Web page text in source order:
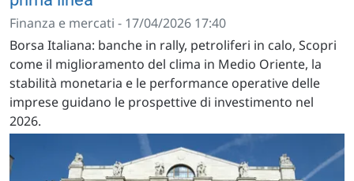
Finanza e mercati - 17/04/2026 17:40
Borsa Italiana: banche in rally, petroliferi in calo, Scopri
come il miglioramento del clima in Medio Oriente, la
stabilità monetaria e le performance operative delle
imprese guidano le prospettive di investimento nel
2026.